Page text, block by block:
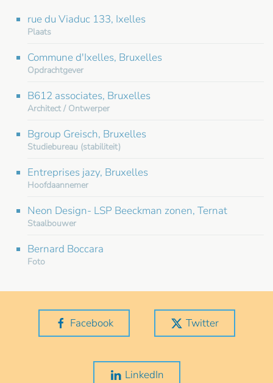
rue du Viaduc 133, Ixelles
Plaats
Commune d'Ixelles, Bruxelles
Opdrachtgever
B612 associates, Bruxelles
Architect / Ontwerper
Bgroup Greisch, Bruxelles
Studiebureau (stabiliteit)
Entreprises jazy, Bruxelles
Hoofdaannemer
Neon Design- LSP Beeckman zonen, Ternat
Staalbouwer
Bernard Boccara
Foto
Facebook Twitter
LinkedIn